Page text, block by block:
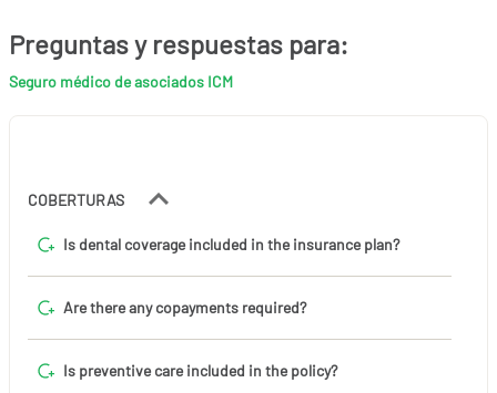
Preguntas y respuestas para:
Seguro médico de asociados ICM
COBERTURAS
Is dental coverage included in the insurance plan?
Are there any copayments required?
Is preventive care included in the policy?